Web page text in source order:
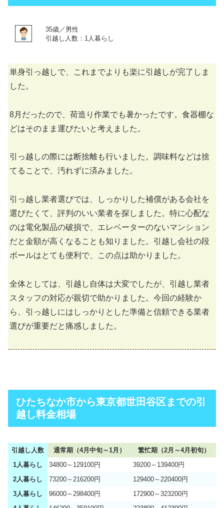
35歳／男性
引越し人数：1人暮らし
単身引っ越しで、これまでよりも楽に引越しが完了しま
した。
8月だったので、荷造り作業でも暑かったです。食器棚な
どはそのまま運びたいと考えました。
引っ越しの際には断捨離も行いました。調味料などは捨
てることで、汚れずに済みました。
引っ越し業者選びでは、しっかりした補償がある会社を
選びたくて、評判のいい業者を探しました。特に心配な
のは電化製品の破損で、エレベーターのないマンション
だと金額が高くなることも知りました。引越し会社の段
ボールはとても便利で、この点は助かりました。
全体としては、引越し自体は大変でしたが、引越し業者
スタッフの対応が親切で助かりました。今回の経験か
ら、引っ越しにはしっかりとした準備と信頼できる業者
選びが重要だと痛感しました。
ひたちなか市から東京都世田谷区までの引
越し料金相場
引越し人数 通常期（4月中旬～1月）
繁忙期（2月～4月初旬）
1人暮らし
34800～129100円
39200～139400円
2人暮らし
73200～216200円
129400～220400円
3人暮らし
96000～298400円
172900～323200円